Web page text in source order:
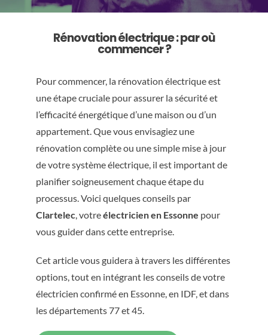
Rénovation électrique : par où
commencer ?
Pour commencer, la rénovation électrique est
une étape cruciale pour assurer la sécurité et
l’efficacité énergétique d’une maison ou d’un
appartement. Que vous envisagiez une
rénovation complète ou une simple mise à jour
de votre système électrique, il est important de
planifier soigneusement chaque étape du
processus. Voici quelques conseils par
Clartelec, votreélectricien en Essonne pour
vous guider dans cette entreprise.
Cet article vous guidera à travers les différentes
options, tout en intégrant les conseils de votre
électricien confirmé en Essonne, en IDF, et dans
les départements 77 et 45.